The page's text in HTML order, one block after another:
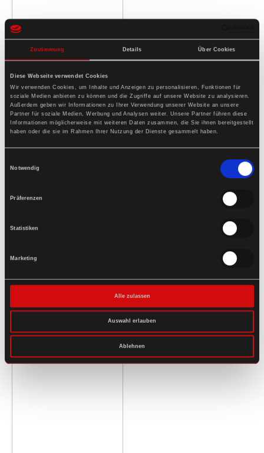
Zustimmung Details Über Cookies
Diese Webseite verwendet Cookies
Wir verwenden Cookies, um Inhalte und Anzeigen zu personalisieren, Funktionen für
soziale Medien anbieten zu können und die Zugriffe auf unsere Website zu analysieren.
Außerdem geben wir Informationen zu Ihrer Verwendung unserer Website an unsere
Partner für soziale Medien, Werbung und Analysen weiter. Unsere Partner führen diese
Informationen möglicherweise mit weiteren Daten zusammen, die Sie ihnen bereitgestellt
haben oder die sie im Rahmen Ihrer Nutzung der Dienste gesammelt haben.
Notwendig
Präferenzen
Statistiken
Marketing
Alle zulassen
Auswahl erlauben
Ablehnen